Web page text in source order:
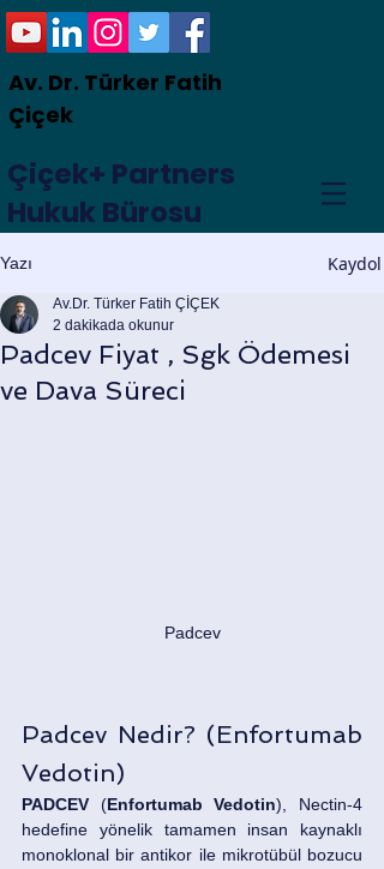
Av. Dr. Türker Fatih
Çiçek
Çiçek+ Partners
Hukuk Bürosu
Yazı Kaydol
Padcev Fiyat , Sgk Ödemesi
ve Dava Süreci
Av.Dr. Türker Fatih ÇİÇEK
2 dakikada okunur
Padcev
Padcev Nedir? (Enfortumab
Vedotin)
PADCEV (Enfortumab Vedotin), Nectin-4
hedefine yönelik tamamen insan kaynaklı
monoklonal bir antikor ile mikrotübül bozucu